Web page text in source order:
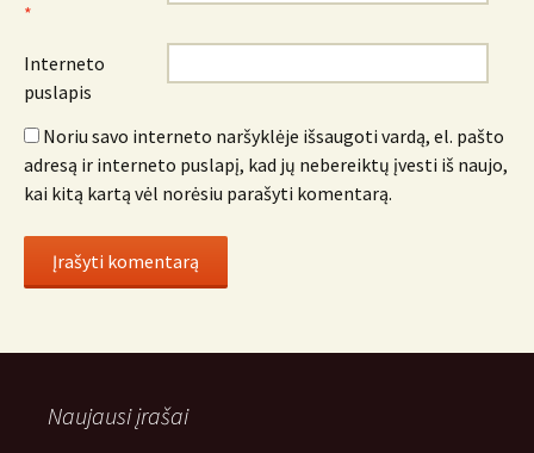
*
Interneto
puslapis
Noriu savo interneto naršyklėje išsaugoti vardą, el. pašto
adresą ir interneto puslapį, kad jų nebereiktų įvesti iš naujo,
kai kitą kartą vėl norėsiu parašyti komentarą.
Naujausi įrašai